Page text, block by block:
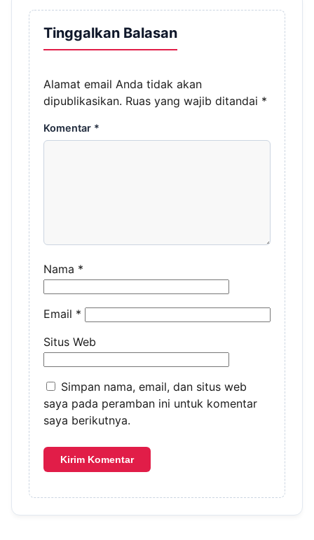
Tinggalkan Balasan
Alamat email Anda tidak akan
dipublikasikan. Ruas yang wajib ditandai *
Komentar *
Nama *
Email *
Situs Web
Simpan nama, email, dan situs web
saya pada peramban ini untuk komentar
saya berikutnya.